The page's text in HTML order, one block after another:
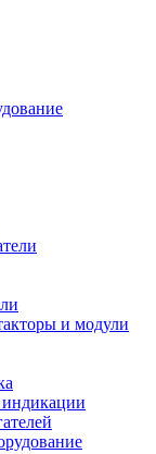
и модули
индикации